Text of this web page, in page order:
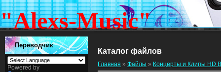
"Alexs-Music"
Переводчик
Powered by
Каталог файлов
Главная » Файлы » Концерты и Клипы HD